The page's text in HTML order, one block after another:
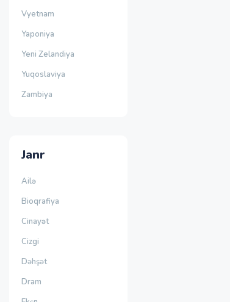
Vyetnam
Yaponiya
Yeni Zelandiya
Yuqoslaviya
Zambiya
Janr
Ailə
Bioqrafiya
Cinayət
Cizgi
Dəhşət
Dram